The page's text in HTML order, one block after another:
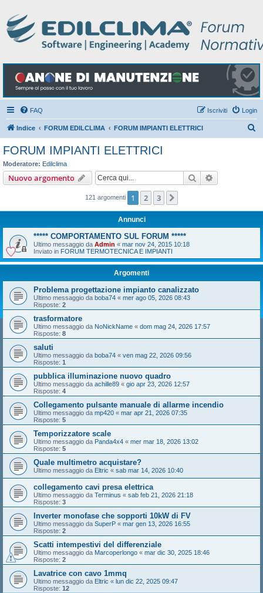
FAQ Login
Iscriviti
Indice FORUM EDILCLIMA FORUM IMPIANTI ELETTRICI
FORUM IMPIANTI ELETTRICI
Moderatore: Edilclima
Nuovo argomento Cerca
121 argomenti 1 2 3
Annunci
***** COMPORTAMENTO SUL FORUM *****
Ultimo messaggio da Admin « mar nov 24, 2015 10:18
Inviato in FORUM TERMOTECNICA E IMPIANTI
Argomenti
Problema progettazione impianto canalizzato
Ultimo messaggio da boba74 « mer ago 05, 2026 08:43
Risposte: 2
trasformatore
Ultimo messaggio da NoNickName « dom mag 24, 2026 17:57
Risposte: 8
saluti
Ultimo messaggio da boba74 « ven mag 22, 2026 09:56
Risposte: 1
pubblica illuminazione nuovo quadro
Ultimo messaggio da achille89 « gio apr 23, 2026 12:57
Risposte: 4
Collegamento pulsante manuale di allarme incendio
Ultimo messaggio da mp420 « mar apr 21, 2026 07:35
Risposte: 5
Temporizzatore scale
Ultimo messaggio da Panda4x4 « mer mar 18, 2026 13:02
Risposte: 5
Quale multimetro acquistare?
Ultimo messaggio da Eltric « sab mar 14, 2026 10:40
collegamento cavi presa elettrica
Ultimo messaggio da Terminus « sab feb 21, 2026 21:18
Risposte: 3
Inverter monofase che sopporti 10kW di FV
Ultimo messaggio da SuperP « mar gen 13, 2026 16:55
Risposte: 2
Scatti intempestivi del differenziale
Ultimo messaggio da Marcoperlongo « mar dic 30, 2025 18:46
Risposte: 2
Lavatrice con cavo 1mmq
Ultimo messaggio da Eltric « lun dic 22, 2025 09:47
Risposte: 12